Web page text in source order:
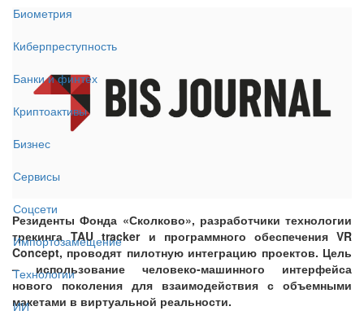
Биометрия
Киберпреступность
Банки и финтех
Криптоактивы
Бизнес
Сервисы
Соцсети
Импортозамещение
Технологии
ИИ
Резиденты Фонда «Сколково», разработчики технологии
трекинга TAU tracker и программного обеспечения VR
Concept, проводят пилотную интеграцию проектов. Цель
– использование человеко-машинного интерфейса
нового поколения для взаимодействия с объемными
макетами в виртуальной реальности.